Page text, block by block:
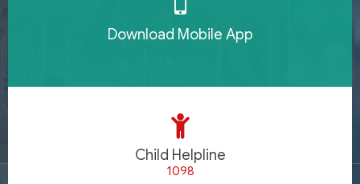
Download Mobile App
Child Helpline
1098